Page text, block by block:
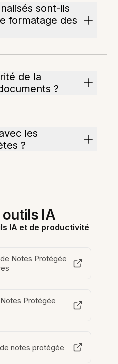
sont-ils
formatage des
de la
?
les
?
IA
IA et de productivité
Notes Protégée
Protégée
notes protégée